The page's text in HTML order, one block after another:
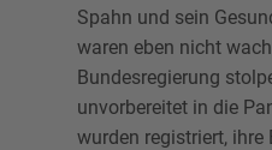
Spahn und sein
waren eben nicht
Bundesregierung
unvorbereitet in die
wurden registriert, ihre